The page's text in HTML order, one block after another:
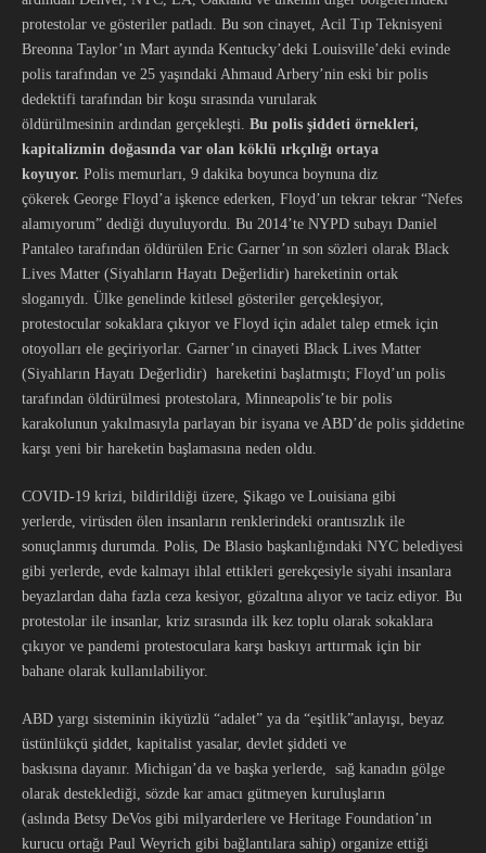
protestolar ve gösteriler patladı. Bu son cinayet, Acil Tıp Teknisyeni
Breonna Taylor’ın Mart ayında Kentucky’deki Louisville’deki evinde
polis tarafından ve 25 yaşındaki Ahmaud Arbery’nin eski bir polis
dedektifi tarafından bir koşu sırasında vurularak
öldürülmesinin ardından gerçekleşti. Bu polis şiddeti örnekleri,
kapitalizmin doğasında var olan köklü ırkçılığı ortaya
koyuyor. Polis memurları, 9 dakika boyunca boynuna diz
çökerek George Floyd’a işkence ederken, Floyd’un tekrar tekrar “Nefes
alamıyorum” dediği duyuluyordu. Bu 2014’te NYPD subayı Daniel
Pantaleo tarafından öldürülen Eric Garner’ın son sözleri olarak Black
Lives Matter (Siyahların Hayatı Değerlidir) hareketinin ortak
sloganıydı. Ülke genelinde kitlesel gösteriler gerçekleşiyor,
protestocular sokaklara çıkıyor ve Floyd için adalet talep etmek için
otoyolları ele geçiriyorlar. Garner’ın cinayeti Black Lives Matter
(Siyahların Hayatı Değerlidir) hareketini başlatmıştı; Floyd’un polis
tarafından öldürülmesi protestolara, Minneapolis’te bir polis
karakolunun yakılmasıyla parlayan bir isyana ve ABD’de polis şiddetine
karşı yeni bir hareketin başlamasına neden oldu.
COVID-19 krizi, bildirildiği üzere, Şikago ve Louisiana gibi
yerlerde, virüsden ölen insanların renklerindeki orantısızlık ile
sonuçlanmış durumda. Polis, De Blasio başkanlığındaki NYC belediyesi
gibi yerlerde, evde kalmayı ihlal ettikleri gerekçesiyle siyahi insanlara
beyazlardan daha fazla ceza kesiyor, gözaltına alıyor ve taciz ediyor. Bu
protestolar ile insanlar, kriz sırasında ilk kez toplu olarak sokaklara
çıkıyor ve pandemi protestoculara karşı baskıyı arttırmak için bir
bahane olarak kullanılabiliyor.
ABD yargı sisteminin ikiyüzlü “adalet” ya da “eşitlik”anlayışı, beyaz
üstünlükçü şiddet, kapitalist yasalar, devlet şiddeti ve
baskısına dayanır. Michigan’da ve başka yerlerde, sağ kanadın gölge
olarak desteklediği, sözde kar amacı gütmeyen kuruluşların
(aslında Betsy DeVos gibi milyarderlere ve Heritage Foundation’ın
kurucu ortağı Paul Weyrich gibi bağlantılara sahip) organize ettiği